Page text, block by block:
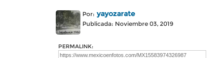
Por: yayozarate
Publicada: Noviembre 03, 2019
PERMALINK: